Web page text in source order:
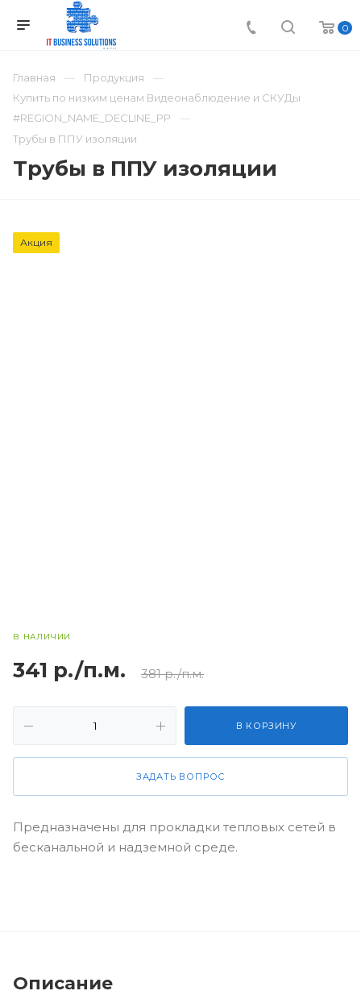
0
Главная
Продукция
Купить по низким ценам Видеонаблюдение и СКУДы
#REGION_NAME_DECLINE_PP
Трубы в ППУ изоляции
Трубы в ППУ изоляции
В НАЛИЧИИ
341 р./п.м. 381 р./п.м.
В КОРЗИНУ
ЗАДАТЬ ВОПРОС
Предназначены для прокладки тепловых сетей в
бесканальной и надземной среде.
Акция
Описание